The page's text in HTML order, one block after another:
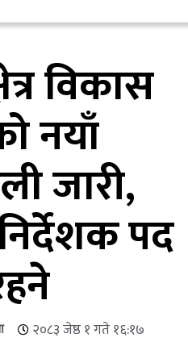
विकास
नयाँ
जारी,
पद
२०८३ जेष्ठ १ गते १६:१७